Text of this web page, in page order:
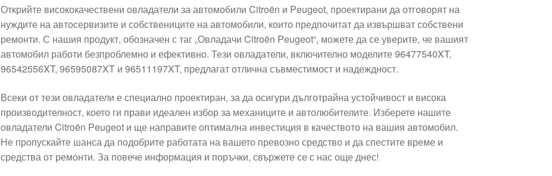
Открийте висококачествени овладатели за автомобили Citroën и Peugeot, проектирани да отговорят на
нуждите на автосервизите и собствениците на автомобили, които предпочитат да извършват собствени
ремонти. С нашия продукт, обозначен с таг „Овладачи Citroën Peugeot“, можете да се уверите, че вашият
автомобил работи безпроблемно и ефективно. Тези овладатели, включително моделите 96477540XT,
96542556XT, 96595087XT и 96511197XT, предлагат отлична съвместимост и надеждност.
Всеки от тези овладатели е специално проектиран, за да осигури дълготрайна устойчивост и висока
производителност, което ги прави идеален избор за механиците и автолюбителите. Изберете нашите
овладатели Citroën Peugeot и ще направите оптимална инвестиция в качеството на вашия автомобил.
Не пропускайте шанса да подобрите работата на вашето превозно средство и да спестите време и
средства от ремонти. За повече информация и поръчки, свържете се с нас още днес!